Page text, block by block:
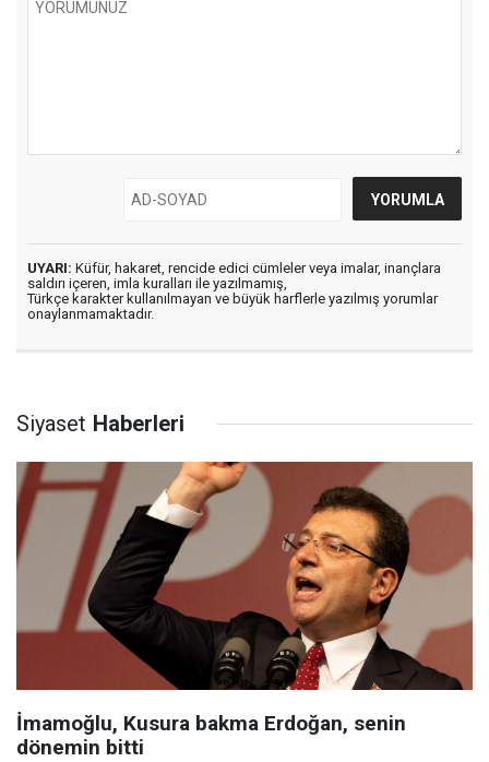
UYARI: Küfür, hakaret, rencide edici cümleler veya imalar, inançlara
saldırı içeren, imla kuralları ile yazılmamış,
Türkçe karakter kullanılmayan ve büyük harflerle yazılmış yorumlar
onaylanmamaktadır.
Siyaset Haberleri
İmamoğlu, Kusura bakma Erdoğan, senin
dönemin bitti